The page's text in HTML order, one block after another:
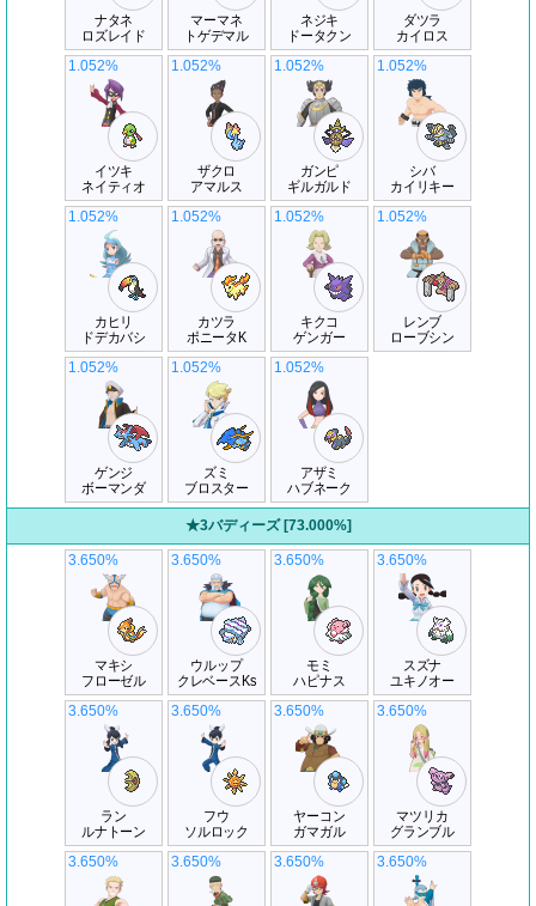
ナタネ
ロズレイド
マーマネ
トゲデマル
ネジキ
ドータクン
ダツラ
カイロス
イツキ
ネイティオ
1.052%
ザクロ
アマルス
1.052%
ガンピ
ギルガルド
1.052%
シバ
カイリキー
1.052%
カヒリ
ドデカバシ
1.052%
カツラ
ポニータK
1.052%
キクコ
ゲンガー
1.052%
レンブ
ローブシン
1.052%
ゲンジ
ボーマンダ
1.052%
ズミ
ブロスター
1.052%
アザミ
ハブネーク
1.052%
★3バディーズ [73.000%]
マキシ
フローゼル
3.650%
ウルップ
クレベースKs
3.650%
モミ
ハピナス
3.650%
スズナ
ユキノオー
3.650%
ラン
ルナトーン
3.650%
フウ
ソルロック
3.650%
ヤーコン
ガマガル
3.650%
マツリカ
グランブル
3.650%
3.650% 3.650% 3.650% 3.650%